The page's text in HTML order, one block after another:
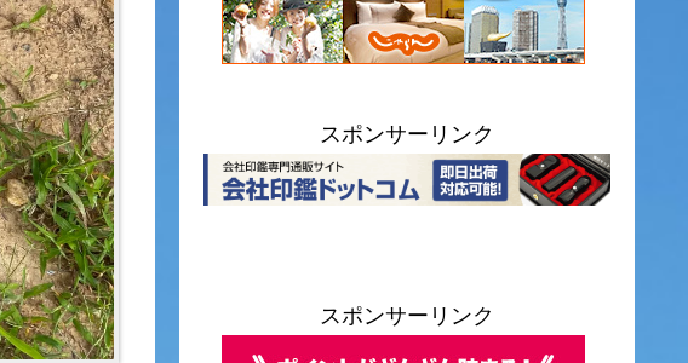
スポンサーリンク
スポンサーリンク